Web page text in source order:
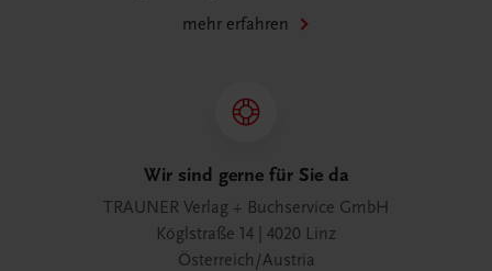
mehr erfahren
Wir sind gerne für Sie da
TRAUNER Verlag + Buchservice GmbH
Köglstraße 14 | 4020 Linz
Österreich/Austria